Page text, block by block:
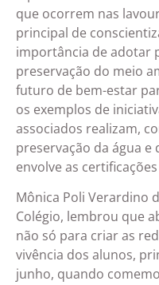
que ocorrem nas
principal de
importância de adotar
preservação do meio
futuro de bem-estar
os exemplos de
associados realizam,
preservação da água
envolve as
Mônica Poli Verardino
Colégio, lembrou que
não só para criar as
vivência dos alunos,
junho, quando